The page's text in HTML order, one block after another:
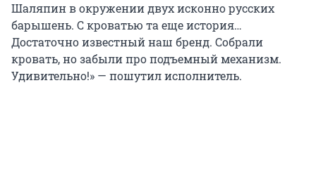
Шаляпин в окружении двух исконно русских
барышень. С кроватью та еще история…
Достаточно известный наш бренд. Собрали
кровать, но забыли про подъемный механизм.
Удивительно!» — пошутил исполнитель.